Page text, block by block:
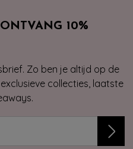
10%
Zo ben je altijd op de
collecties, laatste